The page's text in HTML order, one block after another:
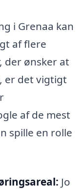
i Grenaa kan
af flere
der ønsker at
er det vigtigt
af de mest
spille en rolle
Jo